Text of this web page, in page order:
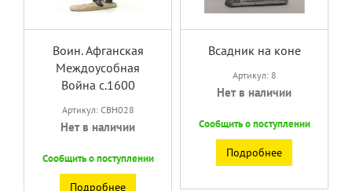
Воин. Афганская
Междоусобная
Война с.1600
Артикул: CBH028
Нет в наличии
Сообщить о поступлении
Подробнее
Всадник на коне
Артикул: 8
Нет в наличии
Сообщить о поступлении
Подробнее